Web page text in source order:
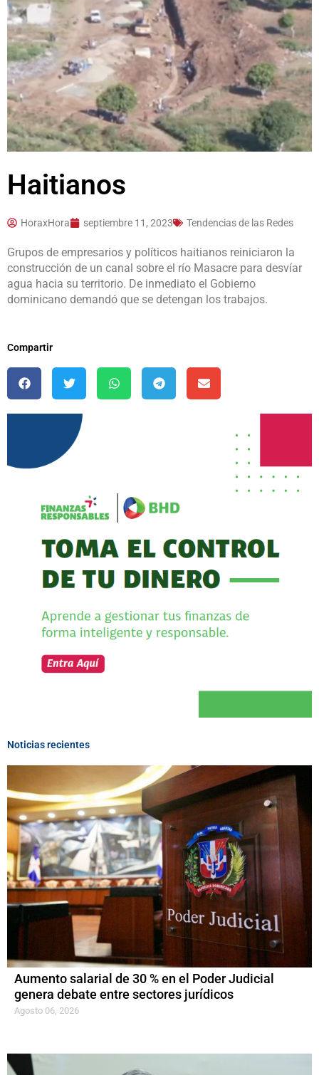
Haitianos
HoraxHora septiembre 11, 2023 Tendencias de las Redes
Grupos de empresarios y políticos haitianos reiniciaron la
construcción de un canal sobre el río Masacre para desvíar
agua hacia su territorio. De inmediato el Gobierno
dominicano demandó que se detengan los trabajos.
Compartir
Noticias recientes
Aumento salarial de 30 % en el Poder Judicial
genera debate entre sectores jurídicos
Agosto 06, 2026